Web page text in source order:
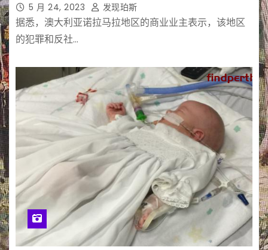
5 月 24, 2023 发现珀斯
据悉，澳大利亚诺拉马拉地区的商业业主表示，该地区
的犯罪和反社…